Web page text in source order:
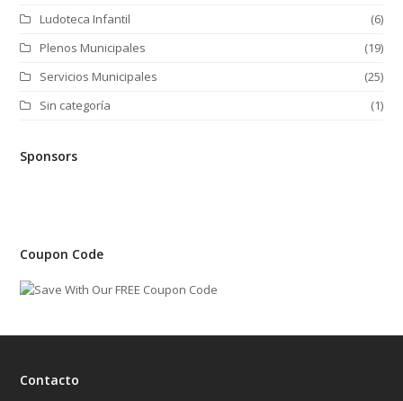
Ludoteca Infantil
(6)
Plenos Municipales
(19)
Servicios Municipales
(25)
Sin categoría
(1)
Sponsors
Coupon Code
Contacto